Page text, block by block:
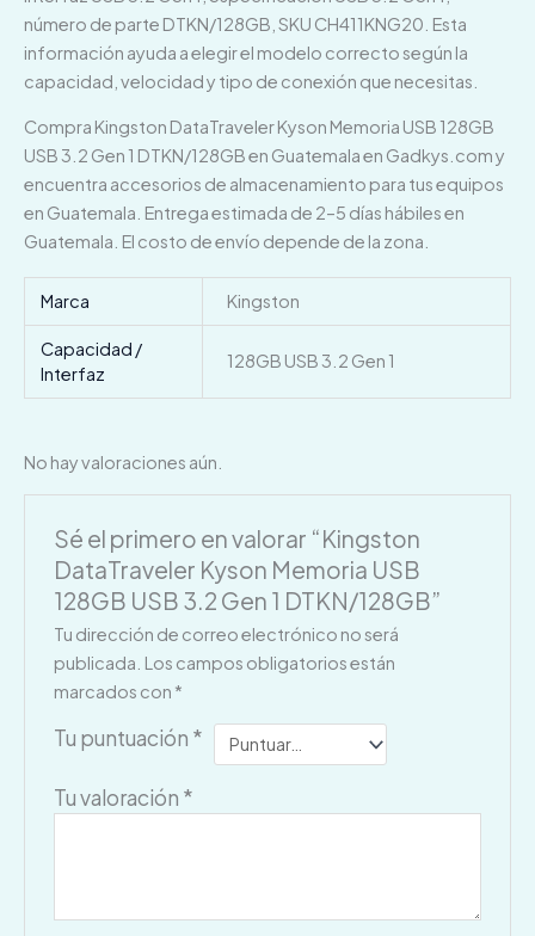
número de parte DTKN/128GB, SKU CH411KNG20. Esta
información ayuda a elegir el modelo correcto según la
capacidad, velocidad y tipo de conexión que necesitas.
Compra Kingston DataTraveler Kyson Memoria USB 128GB
USB 3.2 Gen 1 DTKN/128GB en Guatemala en Gadkys.com y
encuentra accesorios de almacenamiento para tus equipos
en Guatemala. Entrega estimada de 2–5 días hábiles en
Guatemala. El costo de envío depende de la zona.
Marca Kingston
Capacidad /
Interfaz
128GB USB 3.2 Gen 1
No hay valoraciones aún.
Sé el primero en valorar “Kingston
DataTraveler Kyson Memoria USB
128GB USB 3.2 Gen 1 DTKN/128GB”
Tu dirección de correo electrónico no será
publicada. Los campos obligatorios están
marcados con *
Tu puntuación *
Tu valoración *